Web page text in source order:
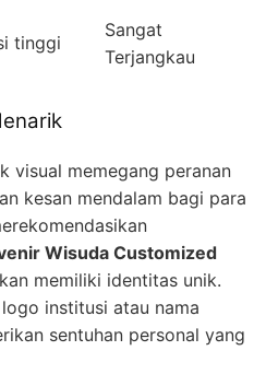
tinggi
Sangat
Terjangkau
visual memegang peranan
kesan mendalam bagi para
Wisuda Customized
memiliki identitas unik.
institusi atau nama
sentuhan personal yang